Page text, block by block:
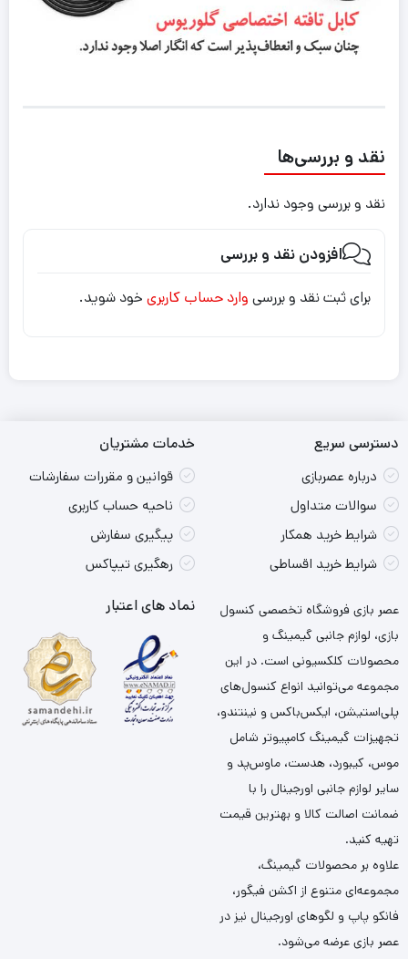
نقد و بررسی‌ها
نقد و بررسی وجود ندارد.
افزودن نقد و بررسی
برای ثبت نقد و بررسی وارد حساب کاربری خود شوید.
دسترسی سریع
درباره عصربازی
سوالات متداول
شرایط خرید همکار
شرایط خرید اقساطی
خدمات مشتریان
قوانین و مقررات سفارشات
ناحیه حساب کاربری
پیگیری سفارش
رهگیری تیپاکس
عصر بازی فروشگاه تخصصی کنسول
بازی، لوازم جانبی گیمینگ و
محصولات کلکسیونی است. در این
مجموعه می‌توانید انواع کنسول‌های
پلی‌استیشن، ایکس‌باکس و نینتندو،
تجهیزات گیمینگ کامپیوتر شامل
موس، کیبورد، هدست، ماوس‌پد و
سایر لوازم جانبی اورجینال را با
ضمانت اصالت کالا و بهترین قیمت
تهیه کنید.
علاوه بر محصولات گیمینگ،
مجموعه‌ای متنوع از اکشن فیگور،
فانکو پاپ و لگوهای اورجینال نیز در
عصر بازی عرضه می‌شود.
نماد های اعتبار